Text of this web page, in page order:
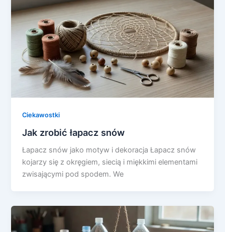
Ciekawostki
Jak zrobić łapacz snów
Łapacz snów jako motyw i dekoracja Łapacz snów
kojarzy się z okręgiem, siecią i miękkimi elementami
zwisającymi pod spodem. We